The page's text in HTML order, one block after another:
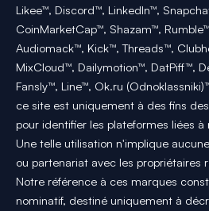
Likee™, Discord™, LinkedIn™,
CoinMarketCap™, Shazam™,
Audiomack™, Kick™, Threads™,
MixCloud™, Dailymotion™, DatPiff™,
Fansly™, Line™, Ok.ru
ce site est uniquement à des fins
pour identifier les plateformes liées
Une telle utilisation n'implique
ou partenariat avec les propriétaires
Notre référence à ces marques
nominatif, destiné uniquement à